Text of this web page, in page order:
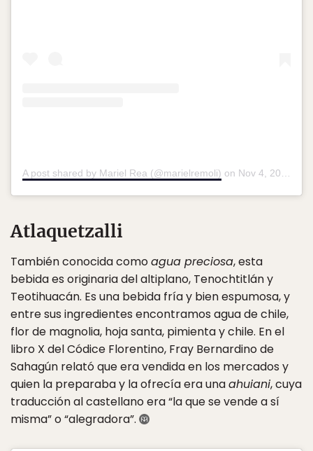
A post shared by Mariel Rea (@marielremoli) on Nov 4, 2018 at 5:40pm PST
Atlaquetzalli
También conocida comoagua preciosa, esta
bebida es originaria del altiplano, Tenochtitlán y
Teotihuacán. Es una bebida fría y bien espumosa, y
entre sus ingredientes encontramos agua de chile,
flor de magnolia, hoja santa, pimienta y chile. En el
libro X del Códice Florentino, Fray Bernardino de
Sahagún relató que era vendida en los mercados y
quien la preparaba y la ofrecía era unaahuiani, cuya
traducción al castellano era “la que se vende a sí
misma” o “alegradora”.